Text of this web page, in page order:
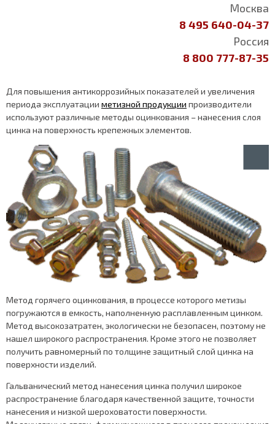
Москва
8 495 640-04-37
Россия
8 800 777-87-35
Для повышения антикоррозийных показателей и увеличения
периода эксплуатации метизной продукции производители
используют различные методы оцинкования – нанесения слоя
цинка на поверхность крепежных элементов.
Метод горячего оцинкования, в процессе которого метизы
погружаются в емкость, наполненную расплавленным цинком.
Метод высокозатратен, экологически не безопасен, поэтому не
нашел широкого распространения. Кроме этого не позволяет
получить равномерный по толщине защитный слой цинка на
поверхности изделий.
Гальванический метод нанесения цинка получил широкое
распространение благодаря качественной защите, точности
нанесения и низкой шероховатости поверхности.